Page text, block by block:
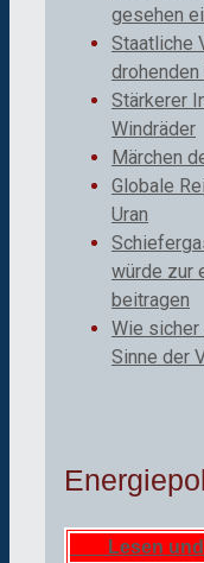
gesehen
Staatliche
Stärkerer
Windräder
Märchen
Globale
Uran
würde zur
beitragen
Wie
Sinne der
Lesen und